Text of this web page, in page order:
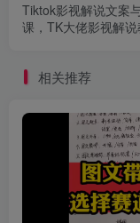
Tiktok影视解说文案
课，TK大佬影视解说
相关推荐